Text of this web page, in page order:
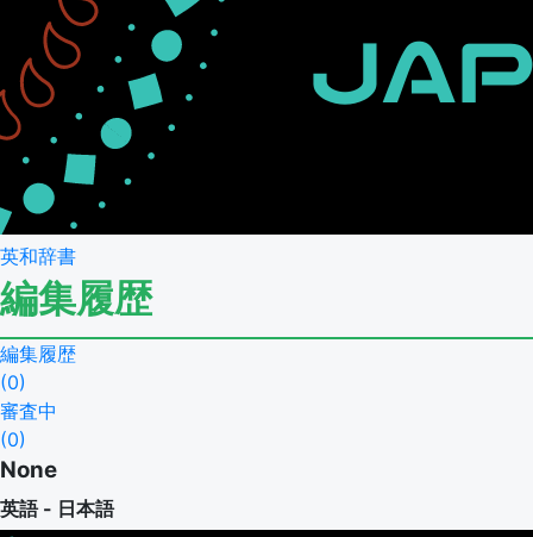
英和辞書
編集履歴
編集履歴
(0)
審査中
(0)
None
英語 - 日本語